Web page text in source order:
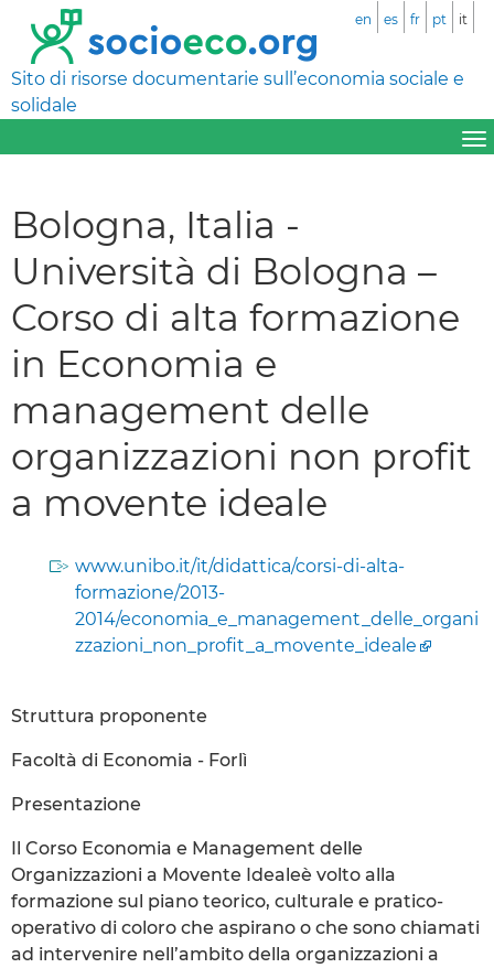
Sito di risorse documentarie sull’economia sociale e
solidale
en es fr pt it
Bologna, Italia -
Università di Bologna –
Corso di alta formazione
in Economia e
management delle
organizzazioni non profit
a movente ideale
www.unibo.it/it/didattica/corsi-di-alta-
formazione/2013-
2014/economia_e_management_delle_organi
zzazioni_non_profit_a_movente_ideale
Struttura proponente
Facoltà di Economia - Forlì
Presentazione
Il Corso Economia e Management delle
Organizzazioni a Movente Idealeè volto alla
formazione sul piano teorico, culturale e pratico-
operativo di coloro che aspirano o che sono chiamati
ad intervenire nell’ambito della organizzazioni a